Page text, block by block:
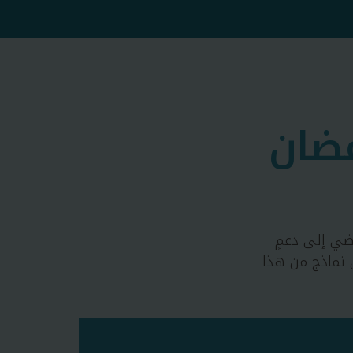
إلى دعمٍ
نماذج من هذا